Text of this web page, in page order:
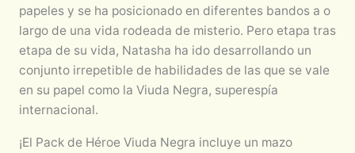
papeles y se ha posicionado en diferentes bandos a o
largo de una vida rodeada de misterio. Pero etapa tras
etapa de su vida, Natasha ha ido desarrollando un
conjunto irrepetible de habilidades de las que se vale
en su papel como la Viuda Negra, superespía
internacional.
¡El Pack de Héroe Viuda Negra incluye un mazo